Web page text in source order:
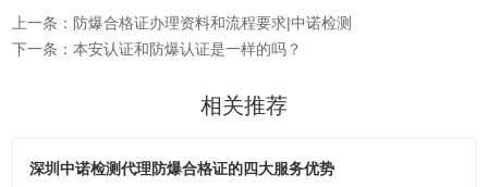
上一条：防爆合格证办理资料和流程要求|中诺检测
下一条：本安认证和防爆认证是一样的吗？
相关推荐
深圳中诺检测代理防爆合格证的四大服务优势